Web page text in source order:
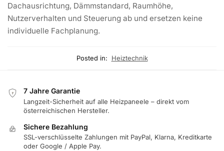
Dachausrichtung, Dämmstandard, Raumhöhe,
Nutzerverhalten und Steuerung ab und ersetzen keine
individuelle Fachplanung.
Posted in: Heiztechnik
7 Jahre Garantie
Langzeit-Sicherheit auf alle Heizpaneele – direkt vom
österreichischen Hersteller.
7
Sichere Bezahlung
SSL-verschlüsselte Zahlungen mit PayPal, Klarna, Kreditkarte
oder Google / Apple Pay.